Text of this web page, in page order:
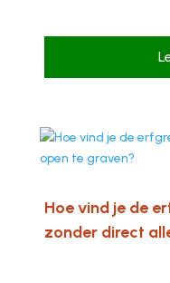
Hoe vind je de
zonder direct